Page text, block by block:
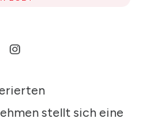
stellt sich eine